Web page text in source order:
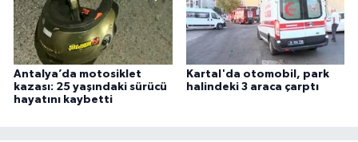
Antalya’da motosiklet
kazası: 25 yaşındaki sürücü
hayatını kaybetti
Kartal'da otomobil, park
halindeki 3 araca çarptı